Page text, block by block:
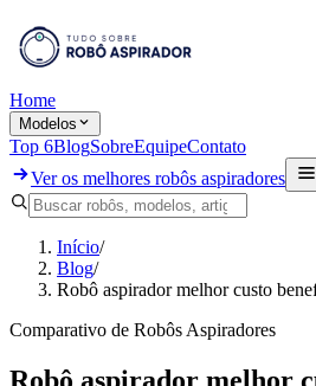
Home
Modelos
Top 6BlogSobreEquipeContato
Ver os melhores robôs aspiradores
Início/
Blog/
Robô aspirador melhor custo
Comparativo de Robôs Aspiradores